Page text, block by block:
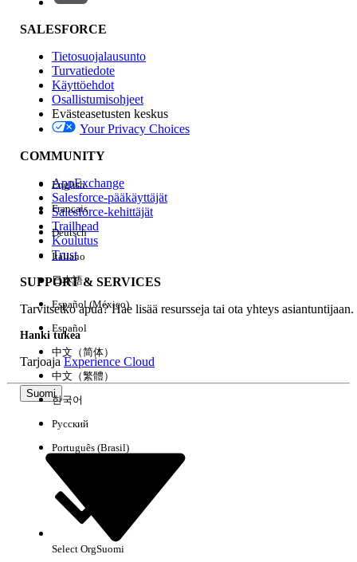
Ominaisuuden vaikutus
Edition
Kokemus
Tyhjennä kaikki Valmis
SALESFORCE
Tietosuojalausunto
Turvatiedote
Käyttöehdot
Osallistumisohjeet
Evästeasetusten keskus
Your Privacy Choices
COMMUNITY
AppExchange
Salesforce-pääkäyttäjät
Salesforce-kehittäjät
Trailhead
Koulutus
Trust
SUPPORT & SERVICES
Tarvitsetko apua? Hae lisää resursseja tai ota yhteys asiantuntijaan.
Hanki tukea
TarjoajaExperience Cloud
Suomi
English
Français
Deutsch
Italiano
日本語
Español (México)
Español
中文（简体）
中文（繁體）
한국어
Русский
Português (Brasil)
Select OrgSuomi